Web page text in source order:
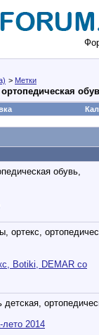
> Метки
ортопедическая
Botiki, DEMAR со
2014